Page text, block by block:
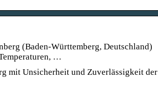
(Baden-Württemberg, Deutschland)
…
mit Unsicherheit und Zuverlässigkeit der